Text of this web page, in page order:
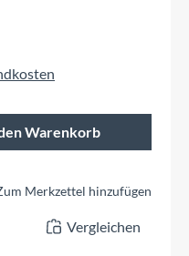
gewünschten
Warenkorb
Merkzettel hinzufügen
Vergleichen